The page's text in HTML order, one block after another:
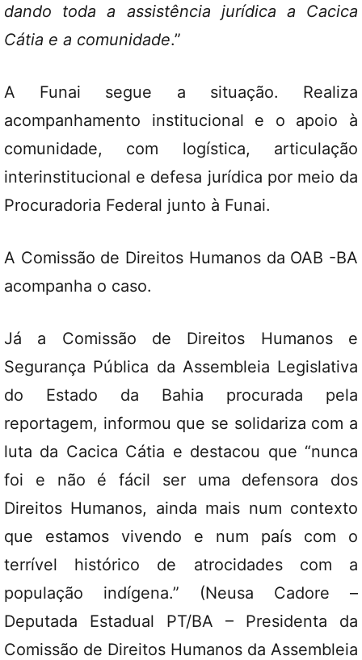
dando toda a assistência jurídica a Cacica
Cátia e a comunidade.”
A Funai segue a situação. Realiza
acompanhamento institucional e o apoio à
comunidade, com logística, articulação
interinstitucional e defesa jurídica por meio da
Procuradoria Federal junto à Funai.
A Comissão de Direitos Humanos da OAB -BA
acompanha o caso.
Já a Comissão de Direitos Humanos e
Segurança Pública da Assembleia Legislativa
do Estado da Bahia procurada pela
reportagem, informou que se solidariza com a
luta da Cacica Cátia e destacou que “nunca
foi e não é fácil ser uma defensora dos
Direitos Humanos, ainda mais num contexto
que estamos vivendo e num país com o
terrível histórico de atrocidades com a
população indígena.” (Neusa Cadore –
Deputada Estadual PT/BA – Presidenta da
Comissão de Direitos Humanos da Assembleia